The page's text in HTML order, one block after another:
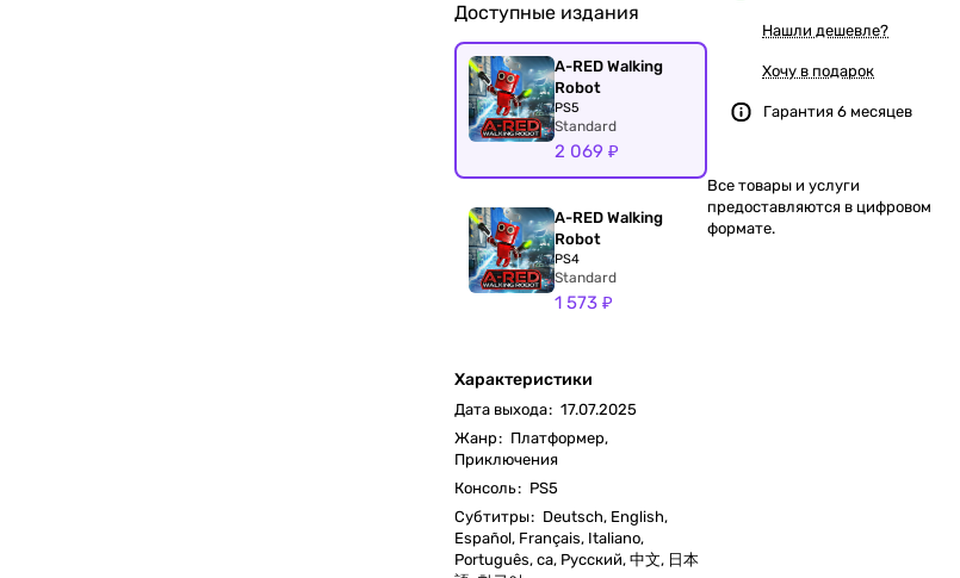
Доступные издания
A-RED Walking
Robot
PS5
Standard
2 069 ₽
A-RED Walking
Robot
PS4
Standard
1 573 ₽
Характеристики
Дата выхода: 17.07.2025
Жанр: Платформер,
Приключения
Консоль: PS5
Субтитры: Deutsch, English,
Español, Français, Italiano,
Português, ca, Русский, 中文, 日本
Нашли дешевле?
Хочу в подарок
Гарантия 6 месяцев
Все товары и услуги
предоставляются в цифровом
формате.